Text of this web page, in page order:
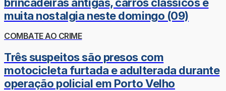
muita nostalgia neste domingo (09)
COMBATE AO CRIME
Três suspeitos são presos com
motocicleta furtada e adulterada durante
operação policial em Porto Velho